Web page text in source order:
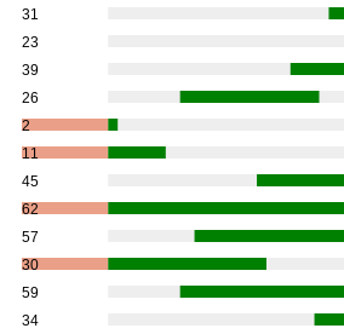
31
23
39
26
2
11
45
62
57
30
59
34